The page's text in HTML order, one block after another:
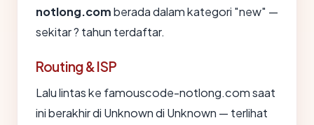
notlong.comberada dalam kategori "new" —
sekitar ? tahun terdaftar.
Routing & ISP
Lalu lintas ke famouscode-notlong.com saat
ini berakhir di Unknown di Unknown — terlihat